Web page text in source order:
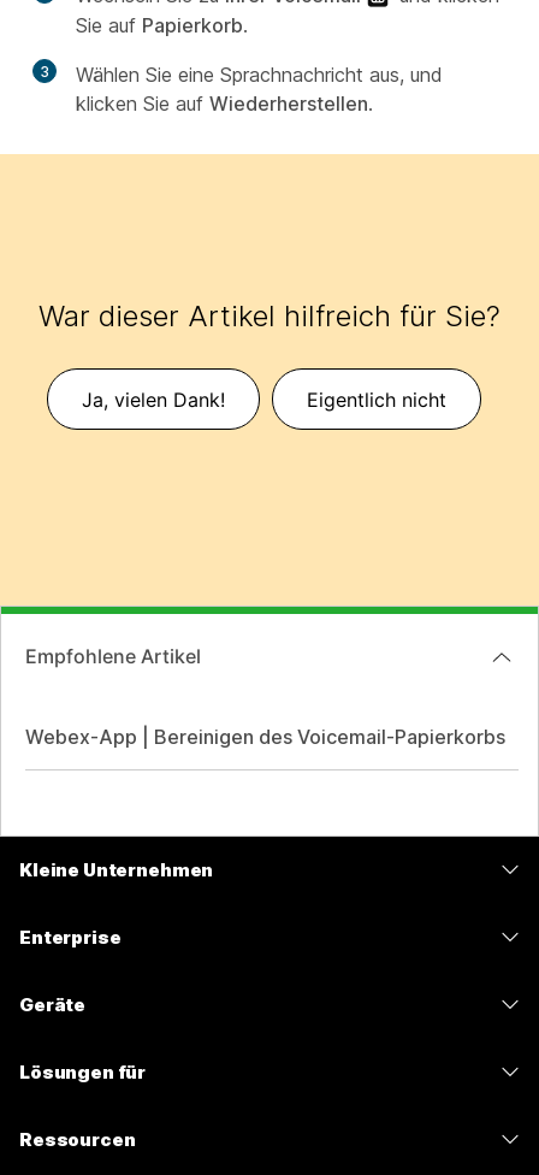
Sie auf Papierkorb.
3
Wählen Sie eine Sprachnachricht aus, und
klicken Sie auf Wiederherstellen.
War dieser Artikel hilfreich für Sie?
Ja, vielen Dank! Eigentlich nicht
Empfohlene Artikel
Webex-App | Bereinigen des Voicemail-Papierkorbs
Kleine Unternehmen
Enterprise
Geräte
Lösungen für
Ressourcen